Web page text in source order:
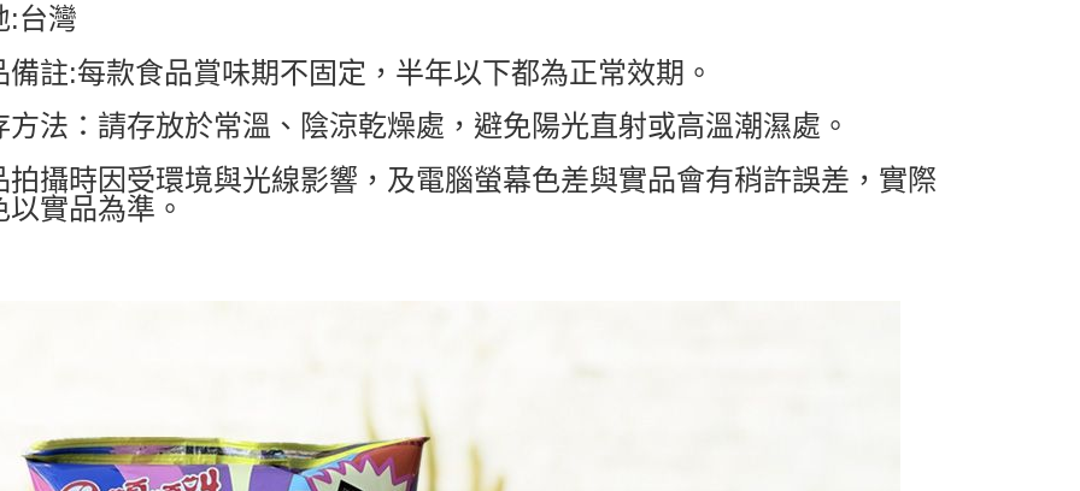
:台灣
備註:每款食品賞味期不固定，半年以下都為正常效期。
方法：請存放於常溫、陰涼乾燥處，避免陽光直射或高溫潮濕處。
拍攝時因受環境與光線影響，及電腦螢幕色差與實品會有稍許誤差，實際
以實品為準。